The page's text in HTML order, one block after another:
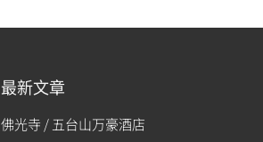
最新文章
佛光寺 / 五台山万豪酒店